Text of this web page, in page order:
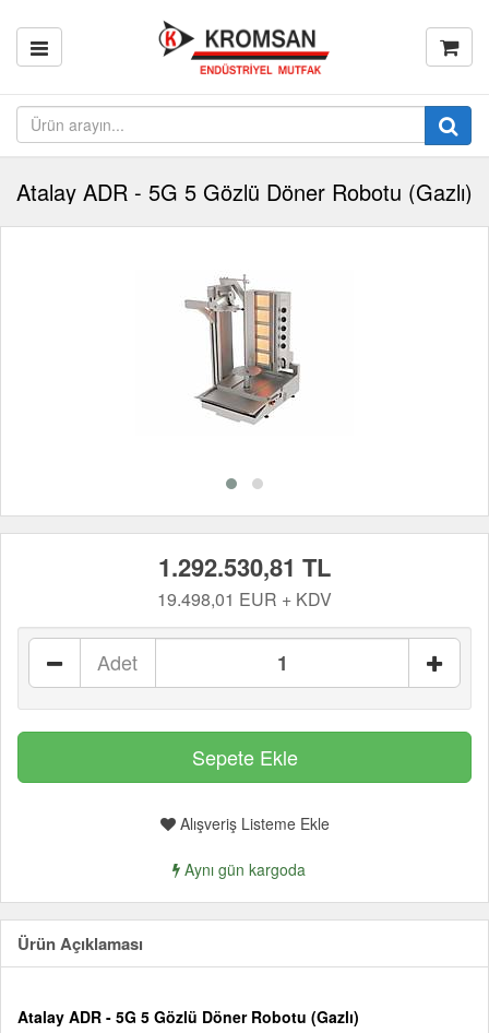
Atalay ADR - 5G 5 Gözlü Döner Robotu (Gazlı)
1.292.530,81 TL
19.498,01 EUR + KDV
Adet
Alışveriş Listeme Ekle
Aynı gün kargoda
Ürün Açıklaması
Atalay ADR - 5G 5 Gözlü Döner Robotu (Gazlı)